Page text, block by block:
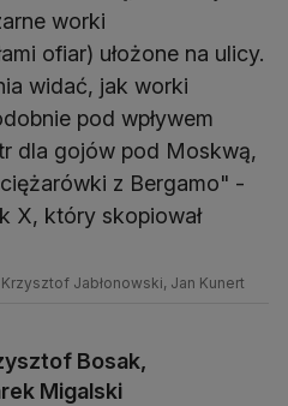
worki
ofiar) ułożone na ulicy.
widać, jak worki
pod wpływem
dla gojów pod Moskwą,
z Bergamo" -
X, który skopiował
Jabłonowski, Jan Kunert
Bosak,
Migalski